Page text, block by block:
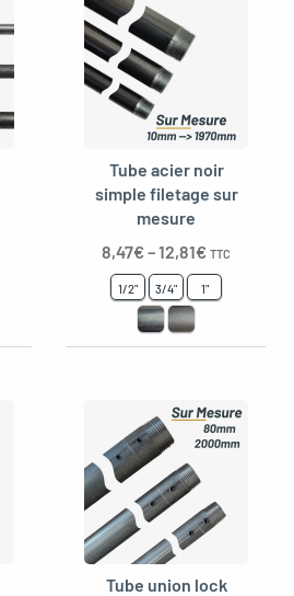
Tube acier noir
simple filetage sur
mesure
8,47€–12,81€ TTC
1/2" 3/4" 1"
Tube union lock